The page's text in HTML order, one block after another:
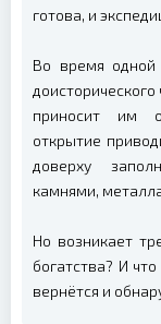
готова, и
Во время одной
приносит им
открытие
доверху
камнями,
Но возникает
богатства? И
вернётся и